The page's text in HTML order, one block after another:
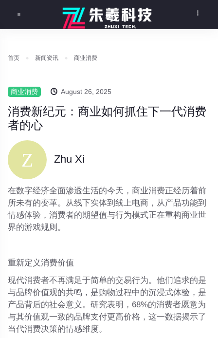
首页 新闻资讯 商业消费
商业消费 August 26, 2025
消费新纪元：商业如何抓住下一代消费
者的心
Zhu Xi
在数字经济全面渗透生活的今天，商业消费正经历着前
所未有的变革。从线下实体到线上电商，从产品功能到
情感体验，消费者的期望值与行为模式正在重构商业世
界的游戏规则。
重新定义消费价值
现代消费者不再满足于简单的交易行为。他们追求的是
与品牌价值观的共鸣，是购物过程中的沉浸式体验，是
产品背后的社会意义。研究表明，68%的消费者愿意为
与其价值观一致的品牌支付更高价格，这一数据揭示了
当代消费决策的情感维度。